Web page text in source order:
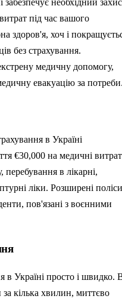
під час вашого
здоров'я, хоч і
без страхування.
медичну допомогу,
евакуацію за
в Україні
€30,000 на медичні
в лікарні,
ліки. Розширені поліси
пов'язані з воєнними
в Україні просто і швидко.
кілька хвилин, миттєво